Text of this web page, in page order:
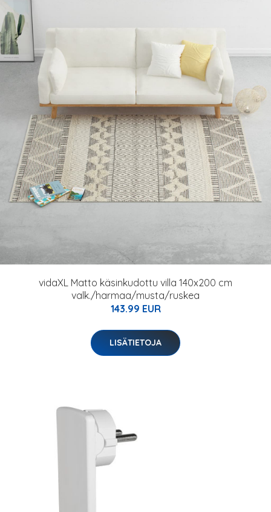
vidaXL Matto käsinkudottu villa 140x200 cm
valk./harmaa/musta/ruskea
143.99 EUR
LISÄTIETOJA